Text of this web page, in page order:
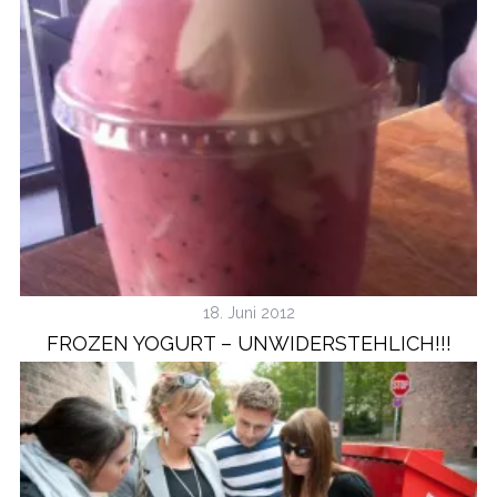
18. Juni 2012
FROZEN YOGURT – UNWIDERSTEHLICH!!!